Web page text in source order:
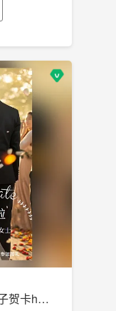
婚礼邀请函电子请柬电子贺卡h5制作